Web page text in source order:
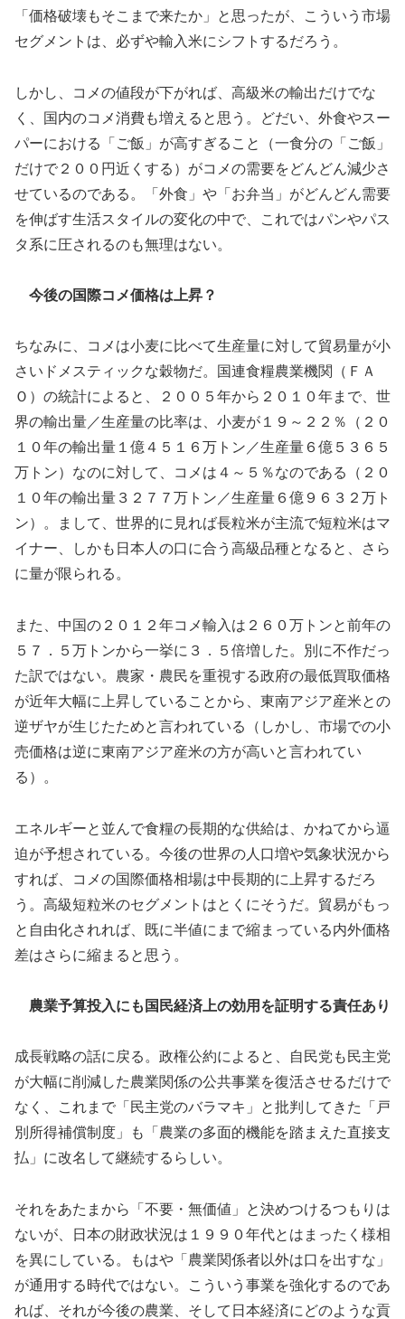
「価格破壊もそこまで来たか」と思ったが、こういう市場
セグメントは、必ずや輸入米にシフトするだろう。
しかし、コメの値段が下がれば、高級米の輸出だけでな
く、国内のコメ消費も増えると思う。どだい、外食やスー
パーにおける「ご飯」が高すぎること（一食分の「ご飯」
だけで２００円近くする）がコメの需要をどんどん減少さ
せているのである。「外食」や「お弁当」がどんどん需要
を伸ばす生活スタイルの変化の中で、これではパンやパス
タ系に圧されるのも無理はない。
今後の国際コメ価格は上昇？
ちなみに、コメは小麦に比べて生産量に対して貿易量が小
さいドメスティックな穀物だ。国連食糧農業機関（ＦＡ
Ｏ）の統計によると、２００５年から２０１０年まで、世
界の輸出量／生産量の比率は、小麦が１９～２２％（２０
１０年の輸出量１億４５１６万トン／生産量６億５３６５
万トン）なのに対して、コメは４～５％なのである（２０
１０年の輸出量３２７７万トン／生産量６億９６３２万ト
ン）。まして、世界的に見れば長粒米が主流で短粒米はマ
イナー、しかも日本人の口に合う高級品種となると、さら
に量が限られる。
また、中国の２０１２年コメ輸入は２６０万トンと前年の
５７．５万トンから一挙に３．５倍増した。別に不作だっ
た訳ではない。農家・農民を重視する政府の最低買取価格
が近年大幅に上昇していることから、東南アジア産米との
逆ザヤが生じたためと言われている（しかし、市場での小
売価格は逆に東南アジア産米の方が高いと言われてい
る）。
エネルギーと並んで食糧の長期的な供給は、かねてから逼
迫が予想されている。今後の世界の人口増や気象状況から
すれば、コメの国際価格相場は中長期的に上昇するだろ
う。高級短粒米のセグメントはとくにそうだ。貿易がもっ
と自由化されれば、既に半値にまで縮まっている内外価格
差はさらに縮まると思う。
農業予算投入にも国民経済上の効用を証明する責任あり
成長戦略の話に戻る。政権公約によると、自民党も民主党
が大幅に削減した農業関係の公共事業を復活させるだけで
なく、これまで「民主党のバラマキ」と批判してきた「戸
別所得補償制度」も「農業の多面的機能を踏まえた直接支
払」に改名して継続するらしい。
それをあたまから「不要・無価値」と決めつけるつもりは
ないが、日本の財政状況は１９９０年代とはまったく様相
を異にしている。もはや「農業関係者以外は口を出すな」
が通用する時代ではない。こういう事業を強化するのであ
れば、それが今後の農業、そして日本経済にどのような貢